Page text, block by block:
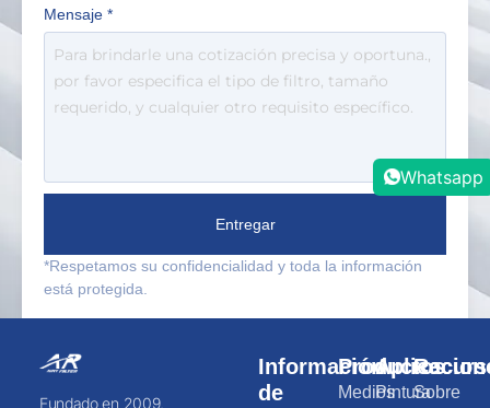
Mensaje *
Entregar
*Respetamos su confidencialidad y toda la información
está protegida.
Fundado en 2009,
Productos
MediosPinturaSobre
Información
de
Whatsapp